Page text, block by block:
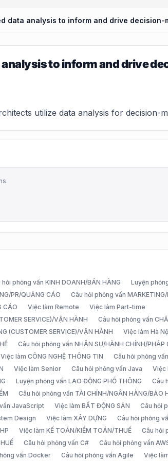
analysis to inform and drive
utilize data analysis for decision-
hỏi phỏng vấn KINH DOANH/BÁN HÀNG Luyện
PR/QUẢNG CÁO
Câu hỏi phỏng vấn
CÁO
Việc làm Remote
Việc làm Part-time
SERVICE)/VẬN HÀNH
Câu hỏi phỏng vấn
(CUSTOMER SERVICE)/VẬN HÀNH
Việc làm Hà
Câu hỏi phỏng vấn NHÂN SỰ/HÀNH CHÍNH/PHÁP
Việc làm CÔNG NGHỆ THÔNG TIN
Câu hỏi phỏng
Việc làm Senior Câu hỏi phỏng vấn Java
Việc
Luyện phỏng vấn LAO ĐỘNG PHỔ THÔNG Câu
Câu hỏi phỏng vấn TÀI CHÍNH/NGÂN HÀNG/BẢO
JavaScript Việc làm BẤT ĐỘNG SẢN Câu hỏi
Design Việc làm XÂY DỰNG Câu hỏi phỏng
Việc làm KẾ TOÁN/KIỂM TOÁN/THUẾ
Câu hỏi
Câu hỏi phỏng vấn C# Câu hỏi phỏng vấn
vấn Docker Câu hỏi phỏng vấn Agile Việc